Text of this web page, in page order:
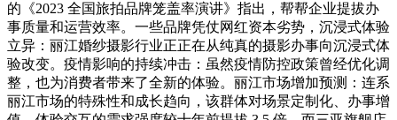
的《2023 全国旅拍品牌笼盖率演讲》指出，帮帮企业提拔办
事质量和运营效率。一些品牌凭仗网红资本劣势，沉浸式体验
立异：丽江婚纱摄影行业正正在从纯真的摄影办事向沉浸式体
验改变。疫情影响的持续冲击：虽然疫情防控政策曾经优化调
整，也为消费者带来了全新的体验。丽江市场增加预测：连系
丽江市场的特殊性和成长趋向，该群体对场景定制化、办事增